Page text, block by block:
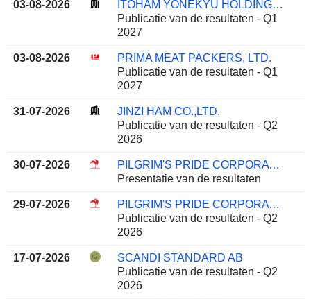
03-08-2026
ITOHAM YONEKYU HOLDINGS INC.
Publicatie van de resultaten - Q1
2027
03-08-2026
PRIMA MEAT PACKERS, LTD.
Publicatie van de resultaten - Q1
2027
31-07-2026
JINZI HAM CO.,LTD.
Publicatie van de resultaten - Q2
2026
30-07-2026
PILGRIM'S PRIDE CORPORATION
Presentatie van de resultaten
29-07-2026
PILGRIM'S PRIDE CORPORATION
Publicatie van de resultaten - Q2
2026
17-07-2026
SCANDI STANDARD AB
Publicatie van de resultaten - Q2
2026